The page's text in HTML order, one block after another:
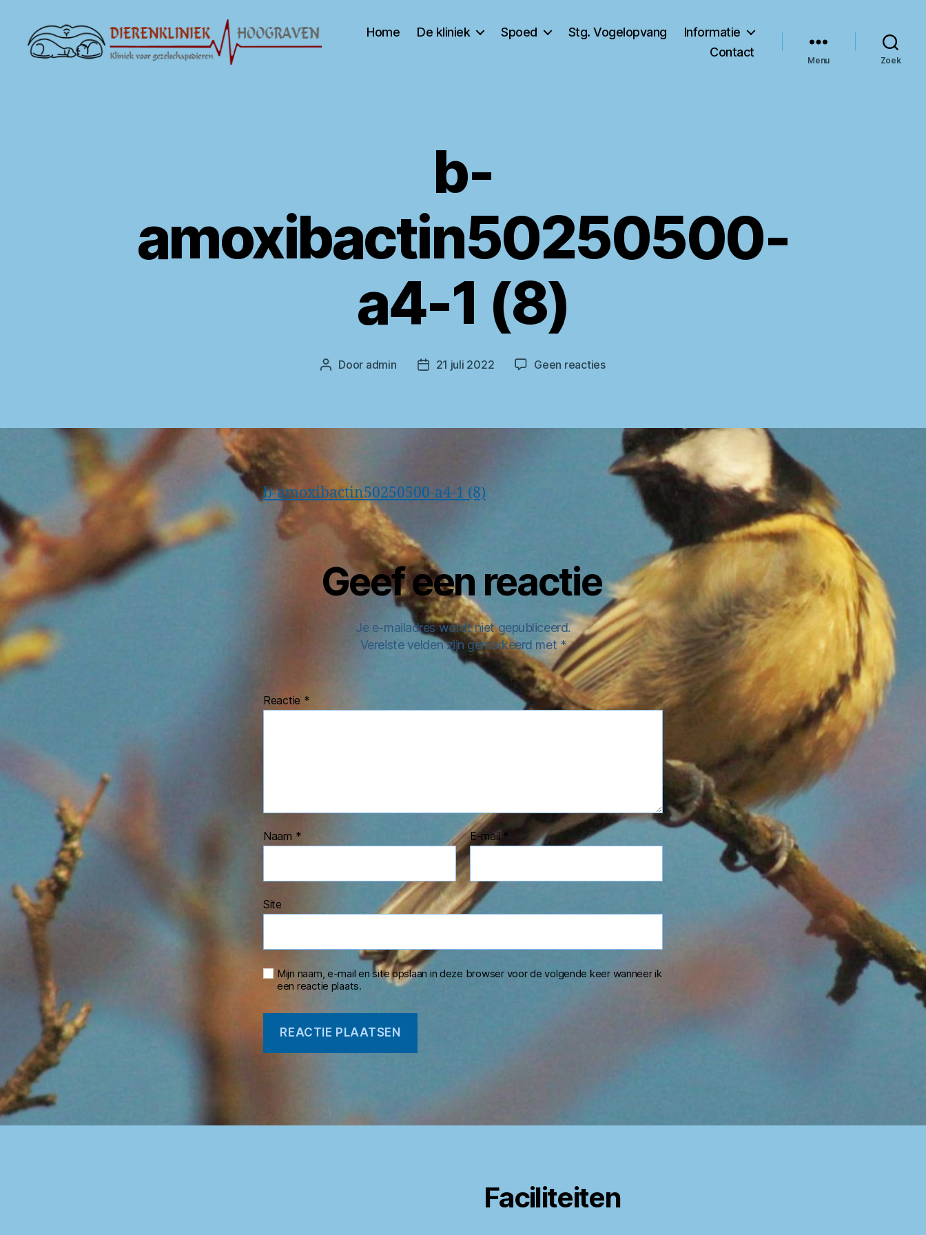
Home De kliniek Spoed Stg. Vogelopvang
Informatie
Contact
Menu Zoek
b-
amoxibactin50250500-
a4-1 (8)
Berichtauteur
Door admin Berichtdatum
21 juli 2022 Geen reactiesop
1
b-amoxibactin50250500-a4-1 (8)
Geef een reactie
Je e-mailadres wordt niet gepubliceerd.
Vereiste velden zijn gemarkeerd met *
Reactie *
Naam * E-mail *
Site
Mijn naam, e-mail en site opslaan in deze browser voor de volgende keer wanneer ik
een reactie plaats.
Faciliteiten